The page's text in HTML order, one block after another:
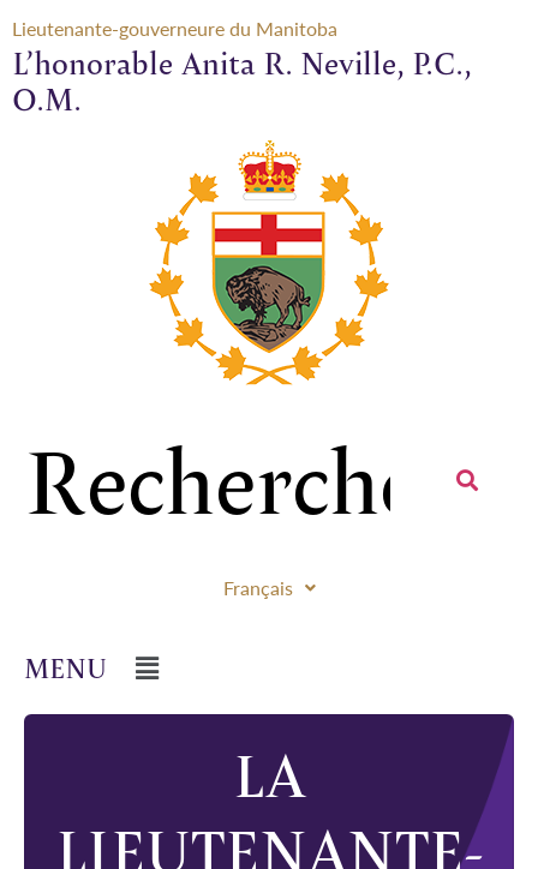
Lieutenante-gouverneure du Manitoba
L’honorable Anita R. Neville, P.C.,
O.M.
Français
LA
LIEUTENANTE-